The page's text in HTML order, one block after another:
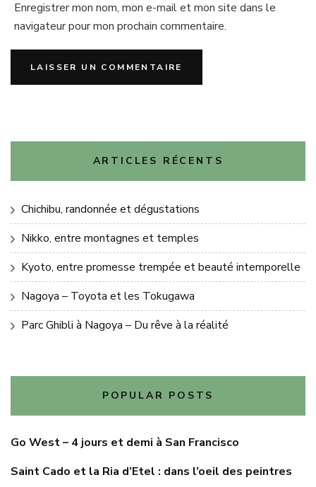
Enregistrer mon nom, mon e-mail et mon site dans le
navigateur pour mon prochain commentaire.
ARTICLES RÉCENTS
Chichibu, randonnée et dégustations
Nikko, entre montagnes et temples
Kyoto, entre promesse trempée et beauté intemporelle
Nagoya – Toyota et les Tokugawa
Parc Ghibli à Nagoya – Du rêve à la réalité
POPULAR POSTS
Go West – 4 jours et demi à San Francisco
Saint Cado et la Ria d’Etel : dans l’oeil des peintres